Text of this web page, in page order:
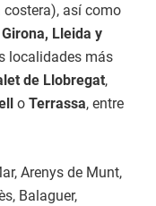
así como
Girona, Lleida y
localidades más
de Llobregat,
o Terrassa, entre
Arenys de Munt,
Balaguer,